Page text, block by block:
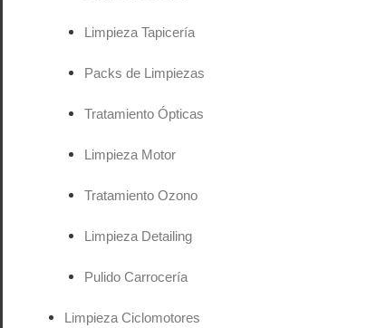
Limpieza Tapicería
Packs de Limpiezas
Tratamiento Ópticas
Limpieza Motor
Tratamiento Ozono
Limpieza Detailing
Pulido Carrocería
Limpieza Ciclomotores